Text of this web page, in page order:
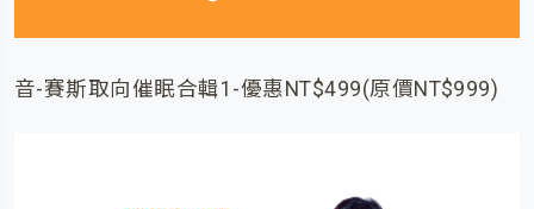
音-賽斯取向催眠合輯1-優惠NT$499(原價NT$999)